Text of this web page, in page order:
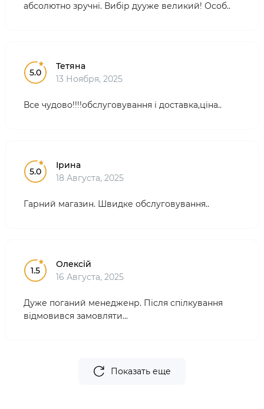
абсолютно зручні. Вибір дууже великий! Особ..
5.0
Тетяна
13 Ноября, 2025
Все чудово!!!!обслуговування і доставка,ціна..
5.0
Ірина
18 Августа, 2025
Гарний магазин. Швидке обслуговування..
1.5
Олексій
16 Августа, 2025
Дуже поганий менедженр. Після спілкування
відмовився замовляти...
Показать еще